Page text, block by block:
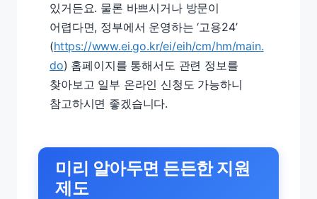
있거든요. 물론 바쁘시거나 방문이
어렵다면, 정부에서 운영하는 ‘고용24’
(https://www.ei.go.kr/ei/eih/cm/hm/main.
do) 홈페이지를 통해서도 관련 정보를
찾아보고 일부 온라인 신청도 가능하니
참고하시면 좋겠습니다.
미리 알아두면 든든한 지원
제도